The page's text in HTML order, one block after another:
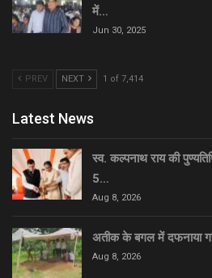
में…
Jun 30, 2025
PREV NEXT 1 of 7,414
Latest News
स्व. कल्पनाथ राय की
5…
Aug 8, 2026
अतीक के बगल में दफनाया
Aug 8, 2026